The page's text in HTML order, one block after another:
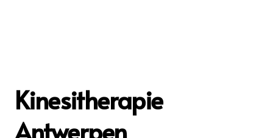
Kinesitherapie
Antwerpen